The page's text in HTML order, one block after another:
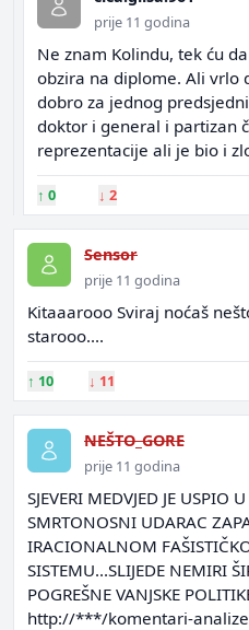
prije 11 godina
Ne znam Kolindu, tek ću
obzira na diplome. Ali vrlo
dobro za jednog
doktor i general i partizan
reprezentacije ali je bio i
↑ 0 ↓ 2
Sensor
prije 11 godina
Kitaaarooo Sviraj noćaš
starooo....
↑ 10 ↓ 11
NEŠTO_GORE
prije 11 godina
SJEVERI MEDVJED JE USPIO
SMRTONOSNI UDARAC
IRACIONALNOM
SISTEMU...SLIJEDE NEMIRI
POGREŠNE VANJSKE
http://***/komentari-